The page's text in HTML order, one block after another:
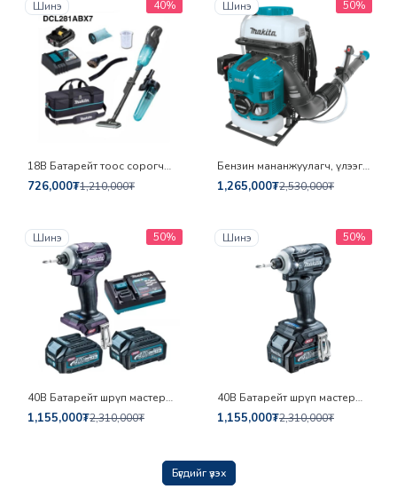
Шинэ 40%
18В Батарейт тоос сорогч
ком Makita DCL281ABX7
726,000₮1,210,000₮
Шинэ 50%
Бензин мананжуулагч, үлээгч
Makita PM7650H
1,265,000₮2,530,000₮
Шинэ 50%
40В Батарейт шрүп мастер
Makita TD001GD205
1,155,000₮2,310,000₮
Шинэ 50%
40В Батарейт шрүп мастер
Makita TD001GD206
1,155,000₮2,310,000₮
Бүгдийг үзэх